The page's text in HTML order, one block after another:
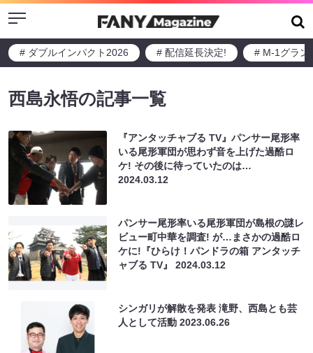
Menu
# ダブルインパクト2026 # 配信延長決定! # M-1グラン
西島永悟の記事一覧
『アンタッチャブる TV』パンサー尾形率
いる尾形軍団が思わず音を上げた過酷ロ
ケ! その後に待っていたのは…
2024.03.12
パンサー尾形率いる尾形軍団が島根の謎レ
ビュー町中華を調査! が…まさかの過酷ロ
ケに!『ひらけ！パンドラの箱 アンタッチ
ャブる TV』2024.03.12
シンガリが解散を発表 滝野、西島とも芸
人として活動2023.06.26